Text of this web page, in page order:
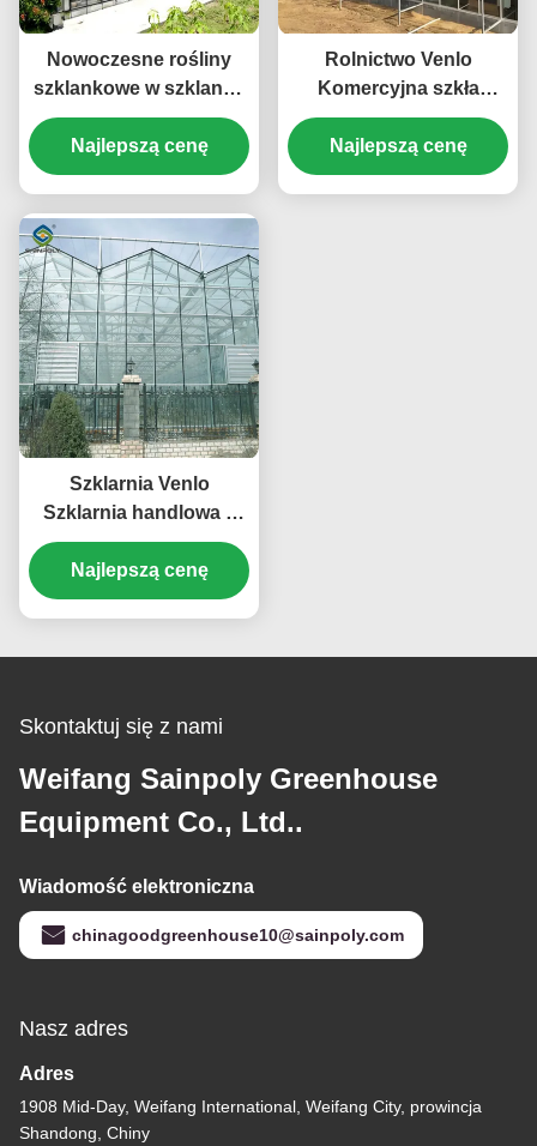
Nowoczesne rośliny
szklankowe w szklance
Venlo Pomidory Ogórki
Wysoka odporność na
wiatr
Najlepszą cenę
Rolnictwo Venlo
Komercyjna szkła
szklarni szerokość 9,6
m z systemem
hydroponicznym
Najlepszą cenę
Szklarnia Venlo
Szklarnia handlowa z
polikarbonatu
szklanego dla nasion
Warzywa
Pomidory
Najlepszą cenę
Skontaktuj się z nami
Weifang Sainpoly Greenhouse
Equipment Co., Ltd..
Wiadomość elektroniczna
chinagoodgreenhouse10@sainpoly.com
Nasz adres
Adres
1908 Mid-Day, Weifang International, Weifang City, prowincja
Shandong, Chiny